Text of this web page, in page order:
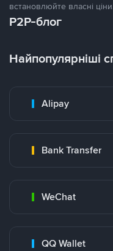
встановлюйте власні
P2P-блог
Найпопулярніші
Alipay
Bank Transfer
WeChat
QQ Wallet